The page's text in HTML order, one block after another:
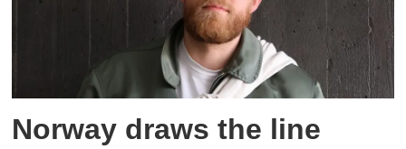
Norway draws the line